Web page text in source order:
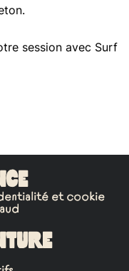
session avec Surf
et cookie